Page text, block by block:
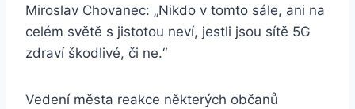
Miroslav Chovanec: „Nikdo v tomto sále, ani na
celém světě s jistotou neví, jestli jsou sítě 5G
zdraví škodlivé, či ne.“
Vedení města reakce některých občanů